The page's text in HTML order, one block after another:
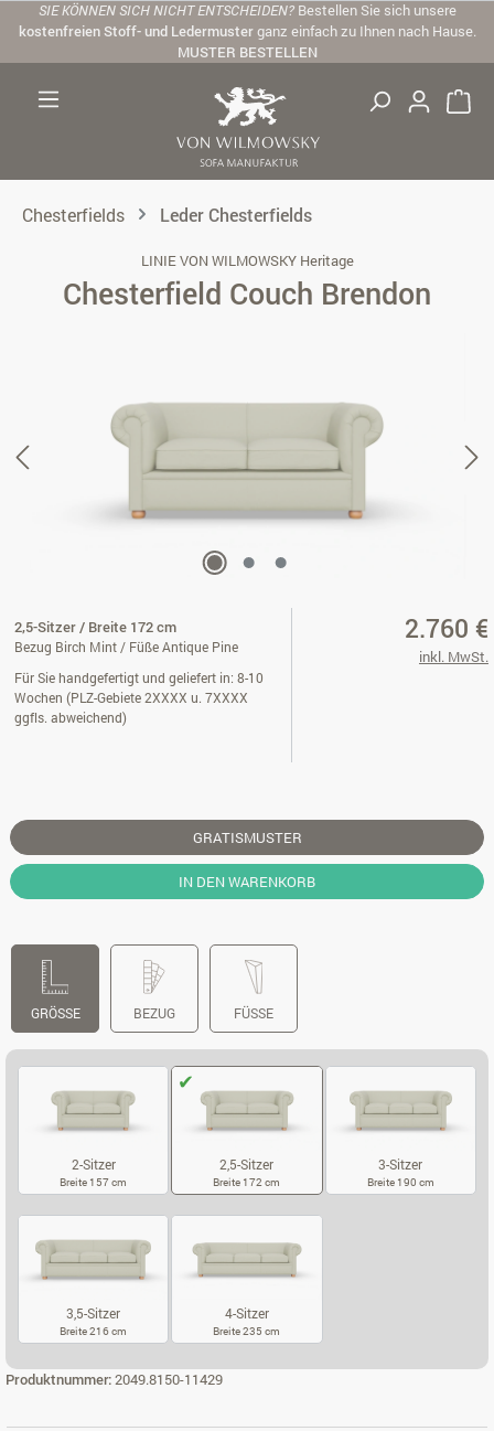
Zum Hauptinhalt springen
SIE KÖNNEN SICH NICHT ENTSCHEIDEN? Bestellen Sie sich unsere
kostenfreien Stoff- und Ledermusterganz einfach zu Ihnen nach Hause.
MUSTER BESTELLEN
Chesterfields Leder Chesterfields
LINIE VON WILMOWSKY Heritage
Chesterfield Couch Brendon
2,5-Sitzer / Breite 172 cm
Bezug Birch Mint / Füße Antique Pine
Für Sie handgefertigt und geliefert in: 8-10
Wochen (PLZ-Gebiete 2XXXX u. 7XXXX
ggfls. abweichend)
2.760 €
inkl. MwSt.
GRATISMUSTER
IN DEN WARENKORB
GRÖSSE BEZUG FÜSSE
2-Sitzer
Breite 157 cm
2,5-Sitzer
Breite 172 cm
3-Sitzer
Breite 190 cm
3,5-Sitzer
Breite 216 cm
4-Sitzer
Breite 235 cm
Produktnummer:2049.8150-11429